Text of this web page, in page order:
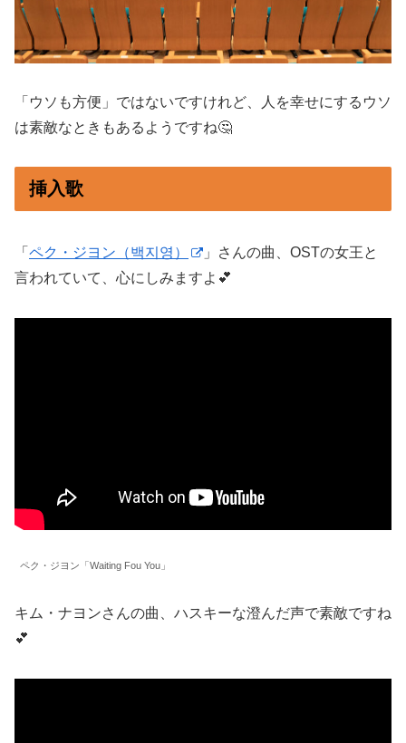
「ウソも方便」ではないですけれど、人を幸せにするウソ
は素敵なときもあるようですね🤔
挿入歌
「 ペク・ジヨン（백지영）
」さんの曲、OSTの女王と
言われていて、心にしみますよ💕
ペク・ジヨン「Waiting Fou You」
キム・ナヨンさんの曲、ハスキーな澄んだ声で素敵ですね
💕